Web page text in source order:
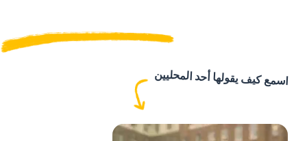
اسمع كيف يقولها أحد المحليين